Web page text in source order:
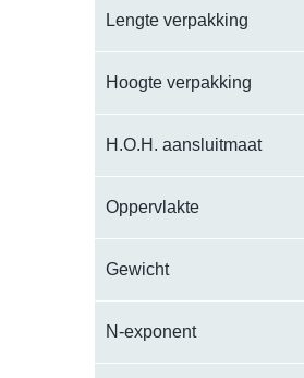
Lengte verpakking
Hoogte verpakking
H.O.H. aansluitmaat
Oppervlakte
Gewicht
N-exponent